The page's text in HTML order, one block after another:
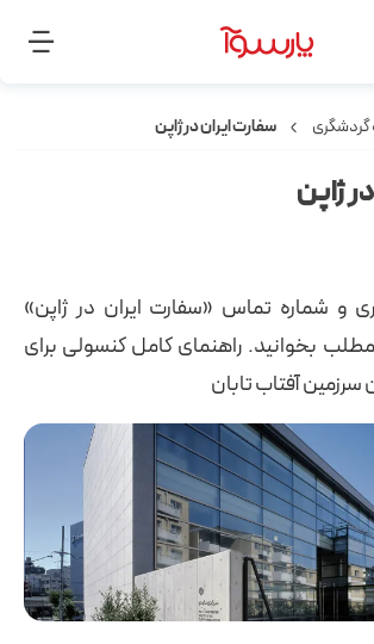
سفارت ایران در ژاپن
ژاپن
و شماره تماس «سفارت ایران در ژاپن»
مطلب بخوانید. راهنمای کامل کنسولی برای
آفتاب تابان